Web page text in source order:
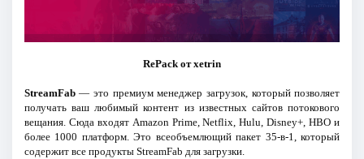
RePack от xetrin
StreamFab— это премиум менеджер загрузок, который позволяет
получать ваш любимый контент из известных сайтов потокового
вещания. Сюда входят Amazon Prime, Netflix, Hulu, Disney+, HBO и
более 1000 платформ. Это всеобъемлющий пакет 35-в-1, который
содержит все продукты StreamFab для загрузки.